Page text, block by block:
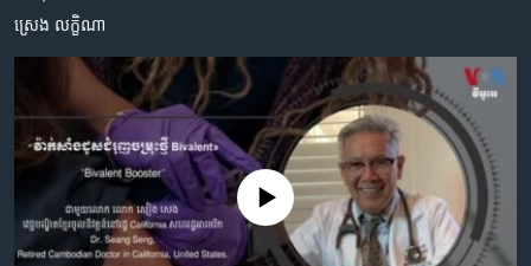
ព័ត៌មាន​​
ចូល​
ទំព័រ​
រចនា
ហេឡូវីអូអេ
កម្ពុជាច្នៃប្រតិដ្ឋ
ព្រឹត្តិការណ៍ព័ត៌មាន
ទូរទស្សន៍ / វីដេអូ​
វិទ្យុ / ផតខាសថ៍
កម្មវិធីទាំងអស់
ស្រេង លក្ខិណា
No media source currently available